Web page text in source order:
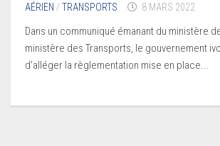
AÉRIEN /TRANSPORTS 8 MARS 2022
Dans un communiqué émanant du ministère
ministère des Transports, le gouvernement
d’alléger la règlementation mise en place...